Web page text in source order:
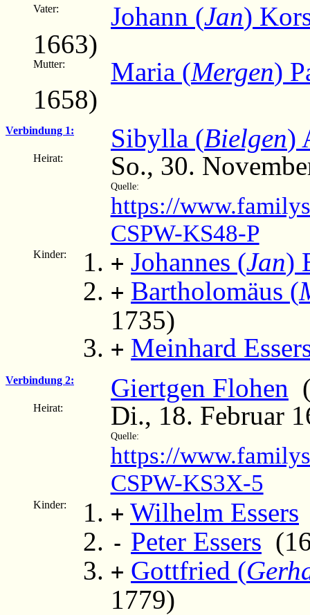
Vater: Johann (Jan)
1663)
Mutter: Maria (Mergen)
1658)
Verbindung 1: Sibylla (Bielgen)
Heirat: So., 30.
Quelle:
https://
CSPW-KS48-P
Kinder: + Johannes (Jan)
+ Bartholomäus (
1735)
+ Meinhard
Verbindung 2: Giertgen Flohen
Heirat: Di., 18. Februar
Quelle:
https://
CSPW-KS3X-5
Kinder: + Wilhelm Essers
- Peter Essers
+ Gottfried (
1779)